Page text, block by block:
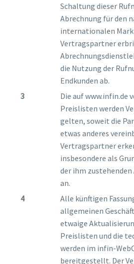
Schaltung dieser
Abrechnung für den
internationalen
Vertragspartner
die Nutzung der
Endkunden ab.
Die auf www.infin.de
Preislisten werden
gelten, soweit die
etwas anderes
Vertragspartner
insbesondere als
der ihm
an.
Alle künftigen
allgemeinen
etwaige
Preislisten und die
werden im infin-
bereitgestellt. Der